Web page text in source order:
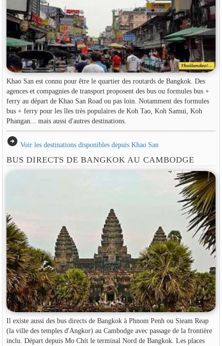
Khao San est connu pour être le quartier des routards de Bangkok. Des
agences et compagnies de transport proposent des bus ou formules bus +
ferry au départ de Khao San Road ou pas loin. Notamment des formules
bus + ferry pour les îles très populaires de Koh Tao, Koh Samui, Koh
Phangan... mais aussi d'autres destinations.
arrow_circle_right Voir les destinations disponibles depuis Khao San
BUS DIRECTS DE BANGKOK AU CAMBODGE
Il existe aussi des bus directs de Bangkok à Phnom Penh ou Sieam Reap
(la ville des temples d'Angkor) au Cambodge avec passage de la frontière
inclu. Départ depuis Mo Chit le terminal Nord de Bangkok. Les places